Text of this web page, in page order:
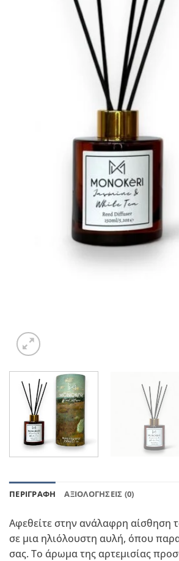
ΠΕΡΙΓΡΑΦΉ ΑΞΙΟΛΟΓΉΣΕΙΣ (0)
Αφεθείτε στην ανάλαφρη αίσθηση
σε μια ηλιόλουστη αυλή, όπου
σας. Το άρωμα της αρτεμισίας